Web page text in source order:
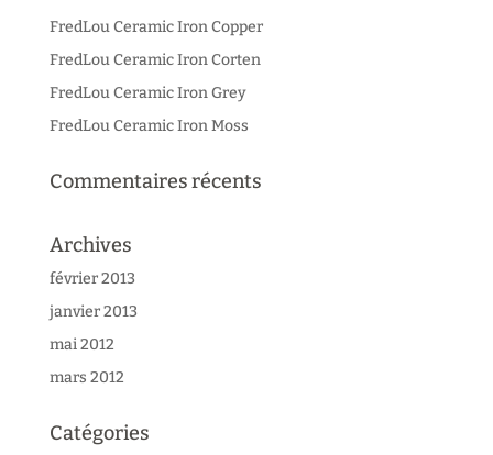
FredLou Ceramic Iron Copper
FredLou Ceramic Iron Corten
FredLou Ceramic Iron Grey
FredLou Ceramic Iron Moss
Commentaires récents
Archives
février 2013
janvier 2013
mai 2012
mars 2012
Catégories